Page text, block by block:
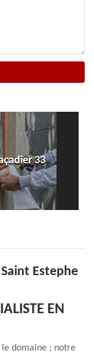
33
Estephe
EN
le domaine ; notre